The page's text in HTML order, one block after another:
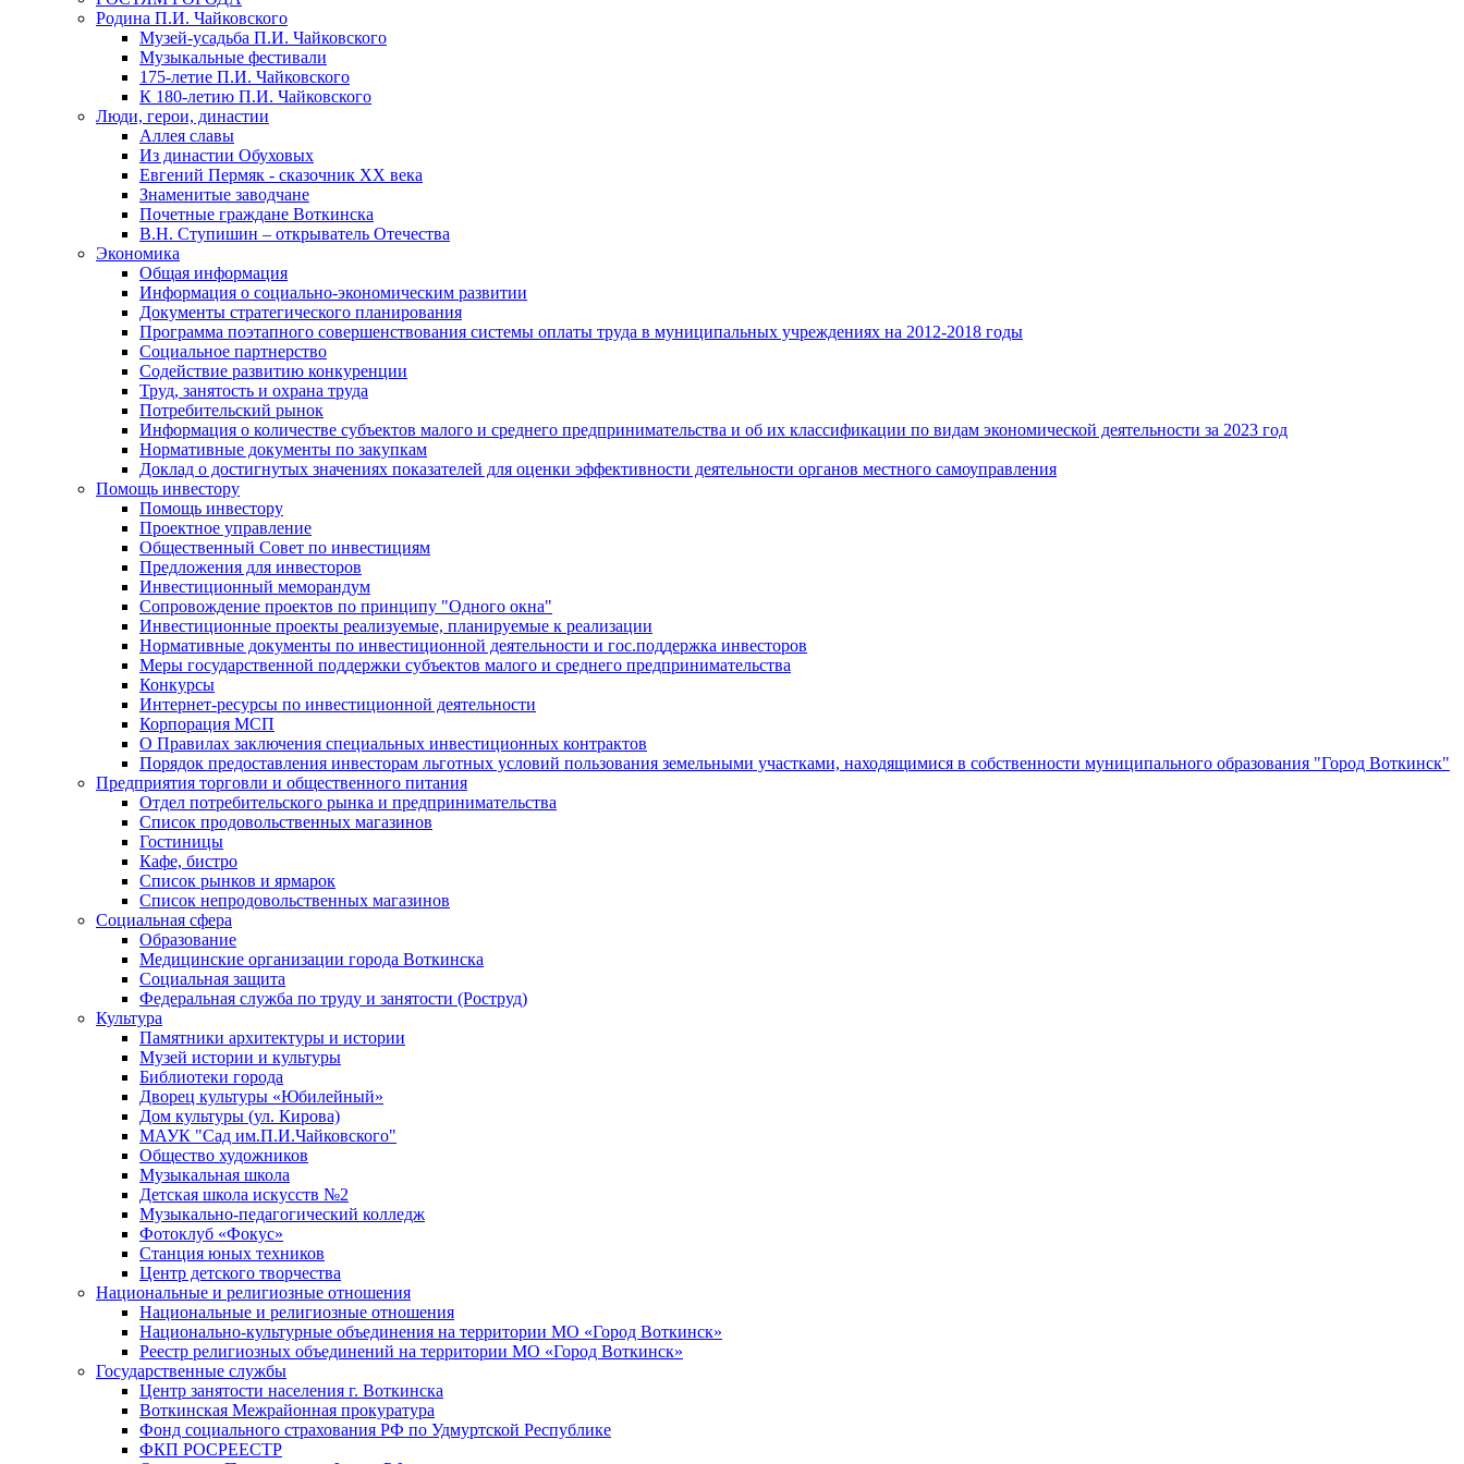
Родина П.И. Чайковского
Музей-усадьба П.И. Чайковского
Музыкальные фестивали
175-летие П.И. Чайковского
К 180-летию П.И. Чайковского
Люди, герои, династии
Аллея славы
Из династии Обуховых
Евгений Пермяк - сказочник XX века
Знаменитые заводчане
Почетные граждане Воткинска
В.Н. Ступишин – открыватель Отечества
Экономика
Общая информация
Информация о социально-экономическим развитии
Документы стратегического планирования
Программа поэтапного совершенствования системы оплаты труда в муниципальных учреждениях на 2012-2018 годы
Социальное партнерство
Содействие развитию конкуренции
Труд, занятость и охрана труда
Потребительский рынок
Информация о количестве субъектов малого и среднего предпринимательства и об их классификации по видам экономической деятельности за 2023 год
Нормативные документы по закупкам
Доклад о достигнутых значениях показателей для оценки эффективности деятельности органов местного самоуправления
Помощь инвестору
Помощь инвестору
Проектное управление
Общественный Совет по инвестициям
Предложения для инвесторов
Инвестиционный меморандум
Сопровождение проектов по принципу "Oдного окна"
Инвестиционные проекты реализуемые, планируемые к реализации
Нормативные документы по инвестиционной деятельности и гос.поддержка инвесторов
Меры государственной поддержки субъектов малого и среднего предпринимательства
Конкурсы
Интернет-ресурсы по инвестиционной деятельности
Корпорация МСП
О Правилах заключения специальных инвестиционных контрактов
Порядок предоставления инвесторам льготных условий пользования земельными участками, находящимися в собственности муниципального образования "Город Воткинск"
Предприятия торговли и общественного питания
Отдел потребительского рынка и предпринимательства
Список продовольственных магазинов
Гостиницы
Кафе, бистро
Cписок рынков и ярмарок
Список непродовольственных магазинов
Социальная сфера
Образование
Медицинские организации города Воткинска
Социальная защита
Федеральная служба по труду и занятости (Роструд)
Культура
Памятники архитектуры и истории
Музей истории и культуры
Библиотеки города
Дворец культуры «Юбилейный»
Дом культуры (ул. Кирова)
МАУК "Сад им.П.И.Чайковского"
Общество художников
Музыкальная школа
Детская школа искусств №2
Музыкально-педагогический колледж
Фотоклуб «Фокус»
Станция юных техников
Центр детского творчества
Национальные и религиозные отношения
Национальные и религиозные отношения
Национально-культурные объединения на территории МО «Город Воткинск»
Реестр религиозных объединений на территории МО «Город Воткинск»
Государственные службы
Центр занятости населения г. Воткинска
Воткинская Межрайонная прокуратура
Фонд социального страхования РФ по Удмуртской Республике
ФКП РОСРЕЕСТР